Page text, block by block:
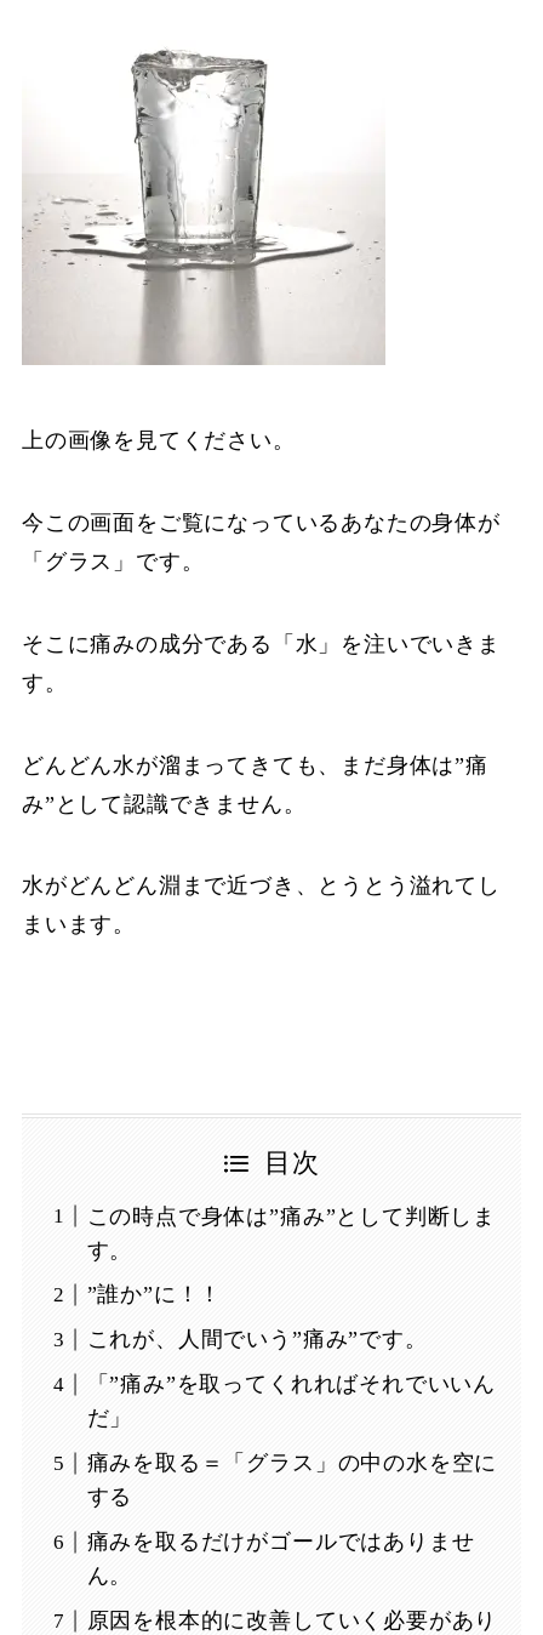
上の画像を見てください。
今この画面をご覧になっているあなたの身体が
「グラス」です。
そこに痛みの成分である「水」を注いでいきま
す。
どんどん水が溜まってきても、まだ身体は”痛
み”として認識できません。
水がどんどん淵まで近づき、とうとう溢れてし
まいます。
目次
この時点で身体は”痛み”として判断しま
す。
”誰か”に！！
これが、人間でいう”痛み”です。
「”痛み”を取ってくれればそれでいいん
だ」
痛みを取る＝「グラス」の中の水を空に
する
痛みを取るだけがゴールではありませ
ん。
原因を根本的に改善していく必要があり